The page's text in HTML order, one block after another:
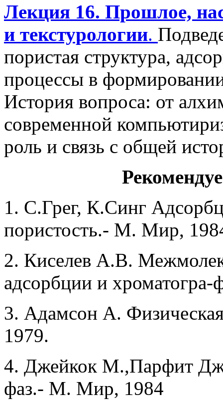
Лекция 16. Прошлое,
и текстурологии.
пористая структура,
процессы в
История вопроса: от
современной
роль и связь с общей
1. С.Грег, К.Синг
пористость.- М. Мир,
2. Киселев А.В.
адсорбции и
3. Адамсон А.
1979.
4. Джейкок М.,Парфит
фаз.- М. Мир, 1984